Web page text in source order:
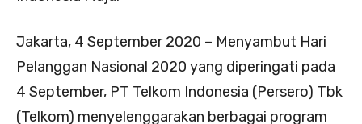
Jakarta, 4 September 2020 – Menyambut Hari
Pelanggan Nasional 2020 yang diperingati pada
4 September, PT Telkom Indonesia (Persero) Tbk
(Telkom) menyelenggarakan berbagai program